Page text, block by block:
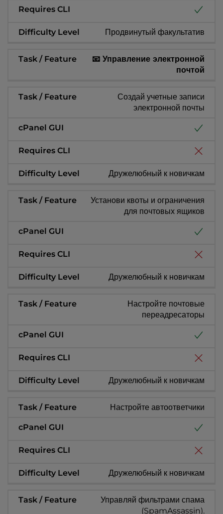
Продвинутый факультатив
📧 Управление электронной
почтой
Создай учетные записи
электронной почты
Дружелюбный к новичкам
Установи квоты и ограничения
для почтовых ящиков
Дружелюбный к новичкам
Настройте почтовые
переадресаторы
Дружелюбный к новичкам
Настройте автоответчики
Дружелюбный к новичкам
Управляй фильтрами спама
(SpamAssassin).